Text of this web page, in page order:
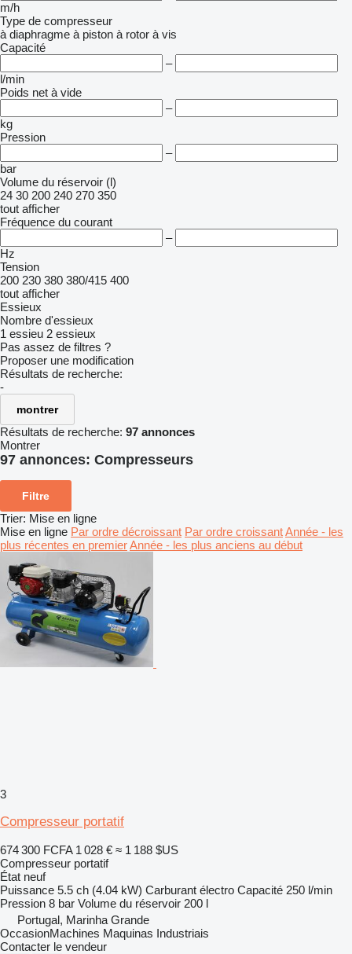
m/h
Type de compresseur
à diaphragme à piston à rotor à vis
Capacité
–
l/min
Poids net à vide
–
kg
Pression
–
bar
Volume du réservoir (l)
24 30 200 240 270 350
tout afficher
Fréquence du courant
–
Hz
Tension
200 230 380 380/415 400
tout afficher
Essieux
Nombre d'essieux
1 essieu 2 essieux
Pas assez de filtres ?
Proposer une modification
Résultats de recherche:
-
montrer
Résultats de recherche: 97 annonces
Montrer
97 annonces: Compresseurs
Filtre
Trier: Mise en ligne
Mise en ligne Par ordre décroissant Par ordre croissantAnnée - les
plus récentes en premierAnnée - les plus anciens au début
3
Compresseur portatif
674 300 FCFA 1 028 € ≈ 1 188 $US
Compresseur portatif
État neuf
Puissance 5.5 ch (4.04 kW) Carburant électro Capacité 250 l/min
Pression 8 bar Volume du réservoir 200 l
Portugal, Marinha Grande
OccasionMachines Maquinas Industriais
Contacter le vendeur